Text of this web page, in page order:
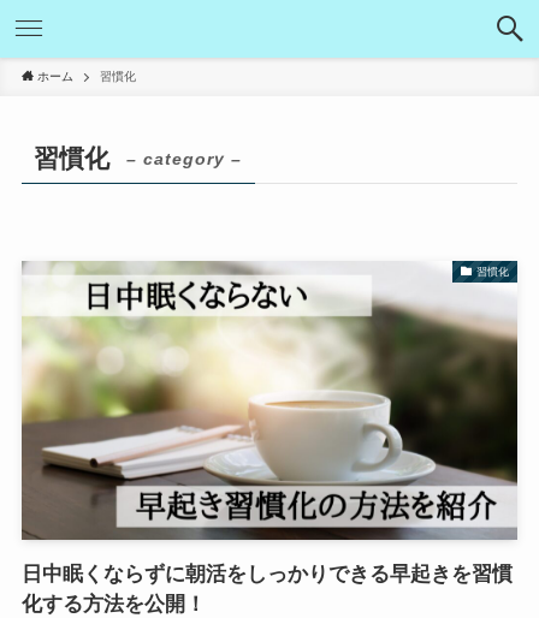
ホーム 習慣化
習慣化 – category –
習慣化
日中眠くならずに朝活をしっかりできる早起きを習慣
化する方法を公開！